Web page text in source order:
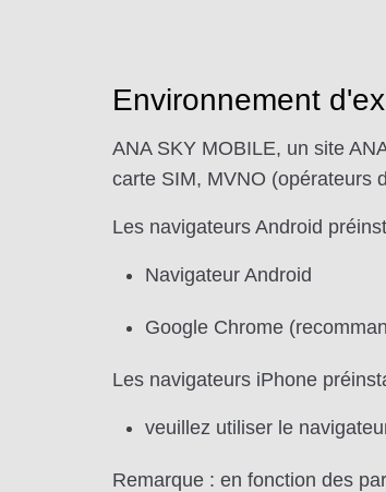
Environnement
ANA SKY MOBILE, un site
carte SIM, MVNO (opérateurs
Les navigateurs Android
Navigateur Android
Google Chrome
Les navigateurs iPhone
veuillez utiliser le
Remarque : en fonction des